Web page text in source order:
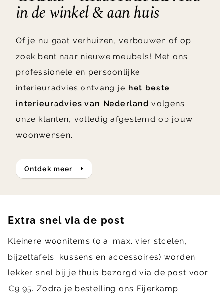
in de winkel & aan huis
Of je nu gaat verhuizen, verbouwen of op
zoek bent naar nieuwe meubels! Met ons
professionele en persoonlijke
interieuradvies ontvang je het beste
interieuradvies van Nederland volgens
onze klanten, volledig afgestemd op jouw
woonwensen.
ontdek meer
Extra snel via de post
Kleinere woonitems (o.a. max. vier stoelen,
bijzettafels, kussens en accessoires) worden
lekker snel bij je thuis bezorgd via de post voor
€9.95. Zodra je bestelling ons Eijerkamp